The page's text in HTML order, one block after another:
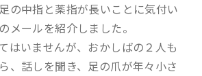
の中指と薬指が長いことに気付い
メールを紹介しました。
はいませんが、おかしばの２人も
、話しを聞き、足の爪が年々小さ